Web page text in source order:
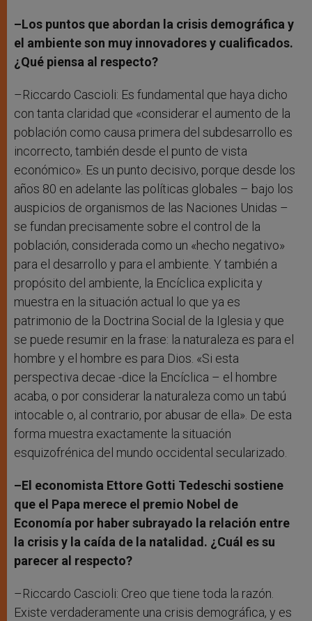
–Los puntos que abordan la crisis demográfica y
el ambiente son muy innovadores y cualificados.
¿Qué piensa al respecto?
–Riccardo Cascioli: Es fundamental que haya dicho
con tanta claridad que «considerar el aumento de la
población como causa primera del subdesarrollo es
incorrecto, también desde el punto de vista
económico». Es un punto decisivo, porque desde los
años 80 en adelante las políticas globales – bajo los
auspicios de organismos de las Naciones Unidas –
se fundan precisamente sobre el control de la
población, considerada como un «hecho negativo»
para el desarrollo y para el ambiente. Y también a
propósito del ambiente, la Encíclica explicita y
muestra en la situación actual lo que ya es
patrimonio de la Doctrina Social de la Iglesia y que
se puede resumir en la frase: la naturaleza es para el
hombre y el hombre es para Dios. «Si esta
perspectiva decae -dice la Encíclica – el hombre
acaba, o por considerar la naturaleza como un tabú
intocable o, al contrario, por abusar de ella». De esta
forma muestra exactamente la situación
esquizofrénica del mundo occidental secularizado.
–El economista Ettore Gotti Tedeschi sostiene
que el Papa merece el premio Nobel de
Economía por haber subrayado la relación entre
la crisis y la caída de la natalidad. ¿Cuál es su
parecer al respecto?
–Riccardo Cascioli: Creo que tiene toda la razón.
Existe verdaderamente una crisis demográfica, y es